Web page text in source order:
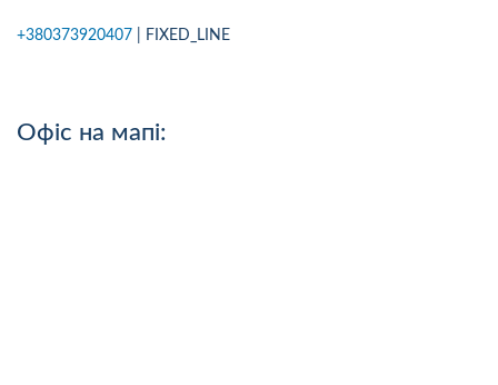
+380373920407 | FIXED_LINE
Офіс на мапі: